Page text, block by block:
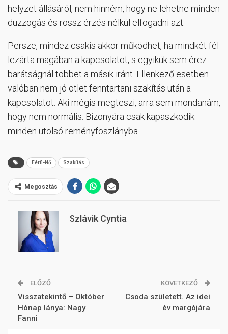
helyzet állásáról, nem hinném, hogy ne lehetne minden
duzzogás és rossz érzés nélkül elfogadni azt.
Persze, mindez csakis akkor működhet, ha mindkét fél
lezárta magában a kapcsolatot, s egyikük sem érez
barátságnál többet a másik iránt. Ellenkező esetben
valóban nem jó ötlet fenntartani szakítás után a
kapcsolatot. Aki mégis megteszi, arra sem mondanám,
hogy nem normális. Bizonyára csak kapaszkodik
minden utolsó reményfoszlányba…
Férfi-Nő Szakítás
Megosztás
Szlávik Cyntia
ELŐZŐ
Visszatekintő – Október
Hónap lánya: Nagy
Fanni
KÖVETKEZŐ
Csoda született. Az idei
év margójára